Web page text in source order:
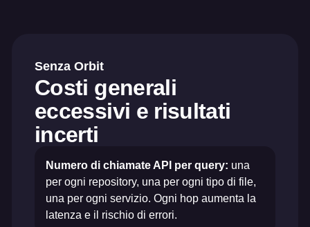
Senza Orbit
Costi generali
eccessivi e risultati
incerti
Numero di chiamate API per query: una
per ogni repository, una per ogni tipo di file,
una per ogni servizio. Ogni hop aumenta la
latenza e il rischio di errori.